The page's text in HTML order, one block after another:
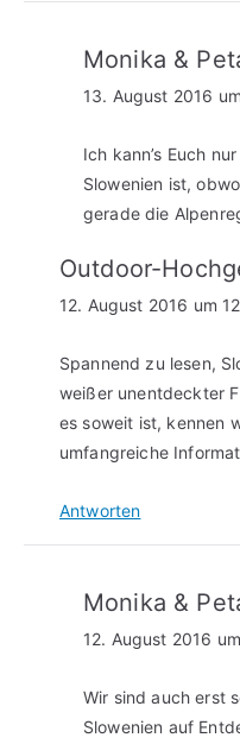
Monika &
13. August 2016
Ich kann’s Euch
Slowenien ist,
gerade die
Outdoor-
12. August 2016 um
Spannend zu lesen,
weißer unentdeckter
es soweit ist, kennen
umfangreiche
Antworten
Monika &
12. August 2016
Wir sind auch erst
Slowenien auf